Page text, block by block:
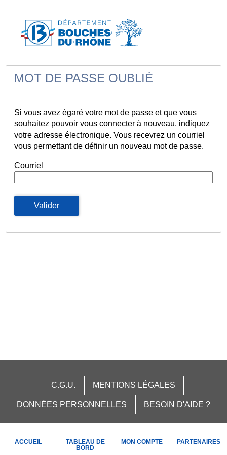
ACCUEIL
TABLEAU DE
BORD
MON COMPTE PARTENAIRES
MOT DE PASSE OUBLIÉ
Si vous avez égaré votre mot de passe et que vous
souhaitez pouvoir vous connecter à nouveau, indiquez
votre adresse électronique. Vous recevrez un courriel
vous permettant de définir un nouveau mot de passe.
Courriel
Valider
C.G.U. MENTIONS LÉGALES
DONNÉES PERSONNELLES BESOIN D'AIDE ?